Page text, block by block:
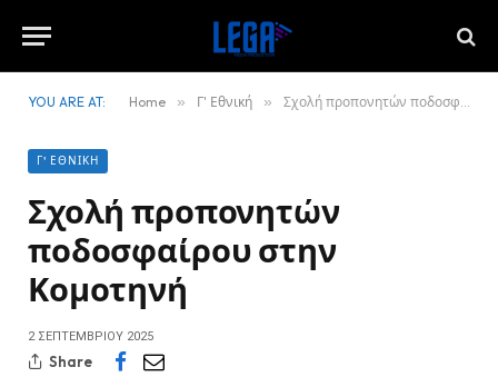
YOU ARE AT: Home » Γ' Εθνική » Σχολή προπονητών ποδοσφαίρου στην Κομοτηνή
Γ' ΕΘΝΙΚΉ
Σχολή προπονητών
ποδοσφαίρου στην
Κομοτηνή
2 ΣΕΠΤΕΜΒΡΊΟΥ 2025
Share